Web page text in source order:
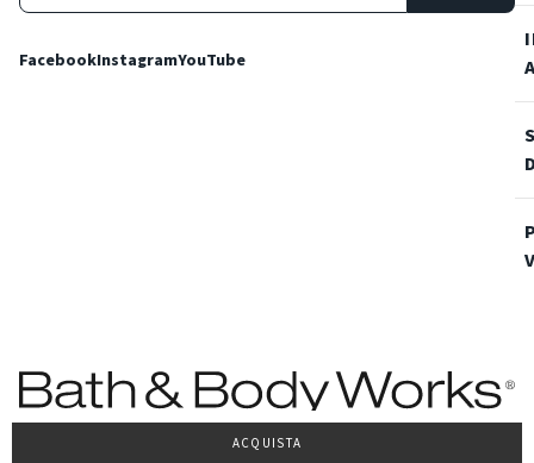
ACQUISTA
FacebookInstagramYouTube